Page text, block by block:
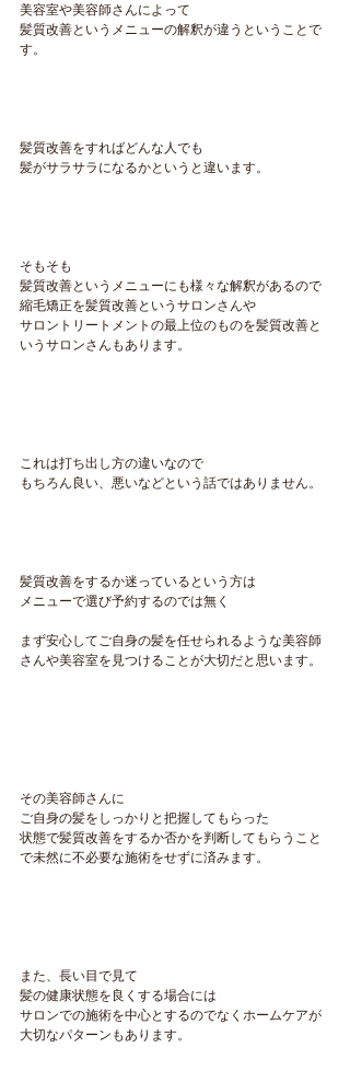
美容室や美容師さんによって
髪質改善というメニューの解釈が違うということで
す。
髪質改善をすればどんな人でも
髪がサラサラになるかというと違います。
そもそも
髪質改善というメニューにも様々な解釈があるので
縮毛矯正を髪質改善というサロンさんや
サロントリートメントの最上位のものを髪質改善と
いうサロンさんもあります。
これは打ち出し方の違いなので
もちろん良い、悪いなどという話ではありません。
髪質改善をするか迷っているという方は
メニューで選び予約するのでは無く
まず安心してご自身の髪を任せられるような美容師
さんや美容室を見つけることが大切だと思います。
その美容師さんに
ご自身の髪をしっかりと把握してもらった
状態で髪質改善をするか否かを判断してもらうこと
で未然に不必要な施術をせずに済みます。
また、長い目で見て
髪の健康状態を良くする場合には
サロンでの施術を中心とするのでなくホームケアが
大切なパターンもあります。